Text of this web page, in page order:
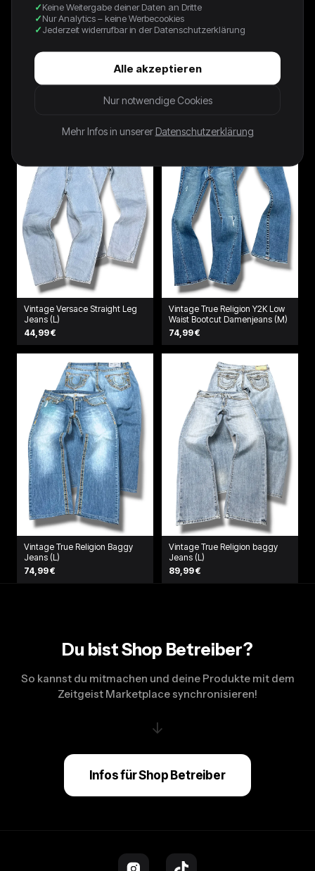
Vintage Dolce & Gabbana Y2K
Straight Leg Jeans (L)
Vintage True Religion Y2K Low
Waist Bootcut Damenjeans (S)
74,99 €
Vintage Versace Straight Leg
Jeans (L)
44,99 €
Vintage True Religion Y2K Low
Waist Bootcut Damenjeans (M)
74,99 €
Vintage True Religion Baggy
Jeans (L)
74,99 €
Vintage True Religion baggy
Jeans (L)
89,99 €
Du bist Shop Betreiber?
So kannst du mitmachen und deine Produkte mit dem
Zeitgeist Marketplace synchronisieren!
↓
Infos für Shop Betreiber
Keine Weitergabe deiner Daten an Dritte
Nur Analytics – keine Werbecookies
Jederzeit widerrufbar in der Datenschutzerklärung
Alle akzeptieren
Nur notwendige Cookies
Mehr Infos in unserer Datenschutzerklärung